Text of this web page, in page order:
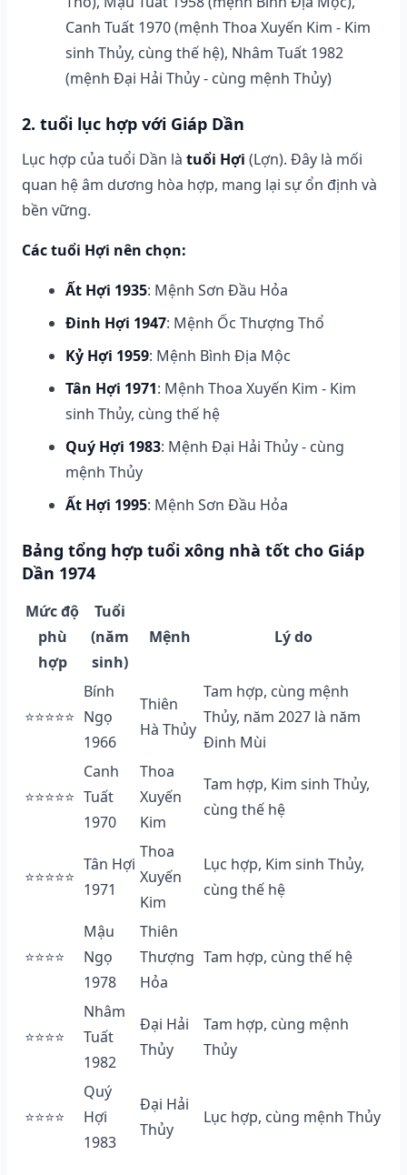
Canh Tuất 1970 (mệnh Thoa Xuyến Kim - Kim
sinh Thủy, cùng thế hệ), Nhâm Tuất 1982
(mệnh Đại Hải Thủy - cùng mệnh Thủy)
2. tuổi lục hợp với Giáp Dần
Lục hợp của tuổi Dần là tuổi Hợi (Lợn). Đây là mối
quan hệ âm dương hòa hợp, mang lại sự ổn định và
bền vững.
Các tuổi Hợi nên chọn:
Ất Hợi 1935: Mệnh Sơn Đầu Hỏa
Đinh Hợi 1947: Mệnh Ốc Thượng Thổ
Kỷ Hợi 1959: Mệnh Bình Địa Mộc
Tân Hợi 1971: Mệnh Thoa Xuyến Kim - Kim
sinh Thủy, cùng thế hệ
Quý Hợi 1983: Mệnh Đại Hải Thủy - cùng
mệnh Thủy
Ất Hợi 1995: Mệnh Sơn Đầu Hỏa
Bảng tổng hợp tuổi xông nhà tốt cho Giáp
Dần 1974
Mức độ
phù
hợp
Tuổi
(năm
sinh)
Mệnh Lý do
⭐⭐⭐⭐⭐
Bính
Ngọ
1966
Thiên
Hà Thủy
Tam hợp, cùng mệnh
Thủy, năm 2027 là năm
Đinh Mùi
⭐⭐⭐⭐⭐
Canh
Tuất
1970
Thoa
Xuyến
Kim
Tam hợp, Kim sinh Thủy,
cùng thế hệ
⭐⭐⭐⭐⭐
Tân Hợi
1971
Thoa
Xuyến
Kim
Lục hợp, Kim sinh Thủy,
cùng thế hệ
⭐⭐⭐⭐
Mậu
Ngọ
1978
Thiên
Thượng
Hỏa
Tam hợp, cùng thế hệ
⭐⭐⭐⭐
Nhâm
Tuất
1982
Đại Hải
Thủy
Tam hợp, cùng mệnh
Thủy
⭐⭐⭐⭐
Quý
Hợi
1983
Đại Hải
Thủy
Lục hợp, cùng mệnh Thủy